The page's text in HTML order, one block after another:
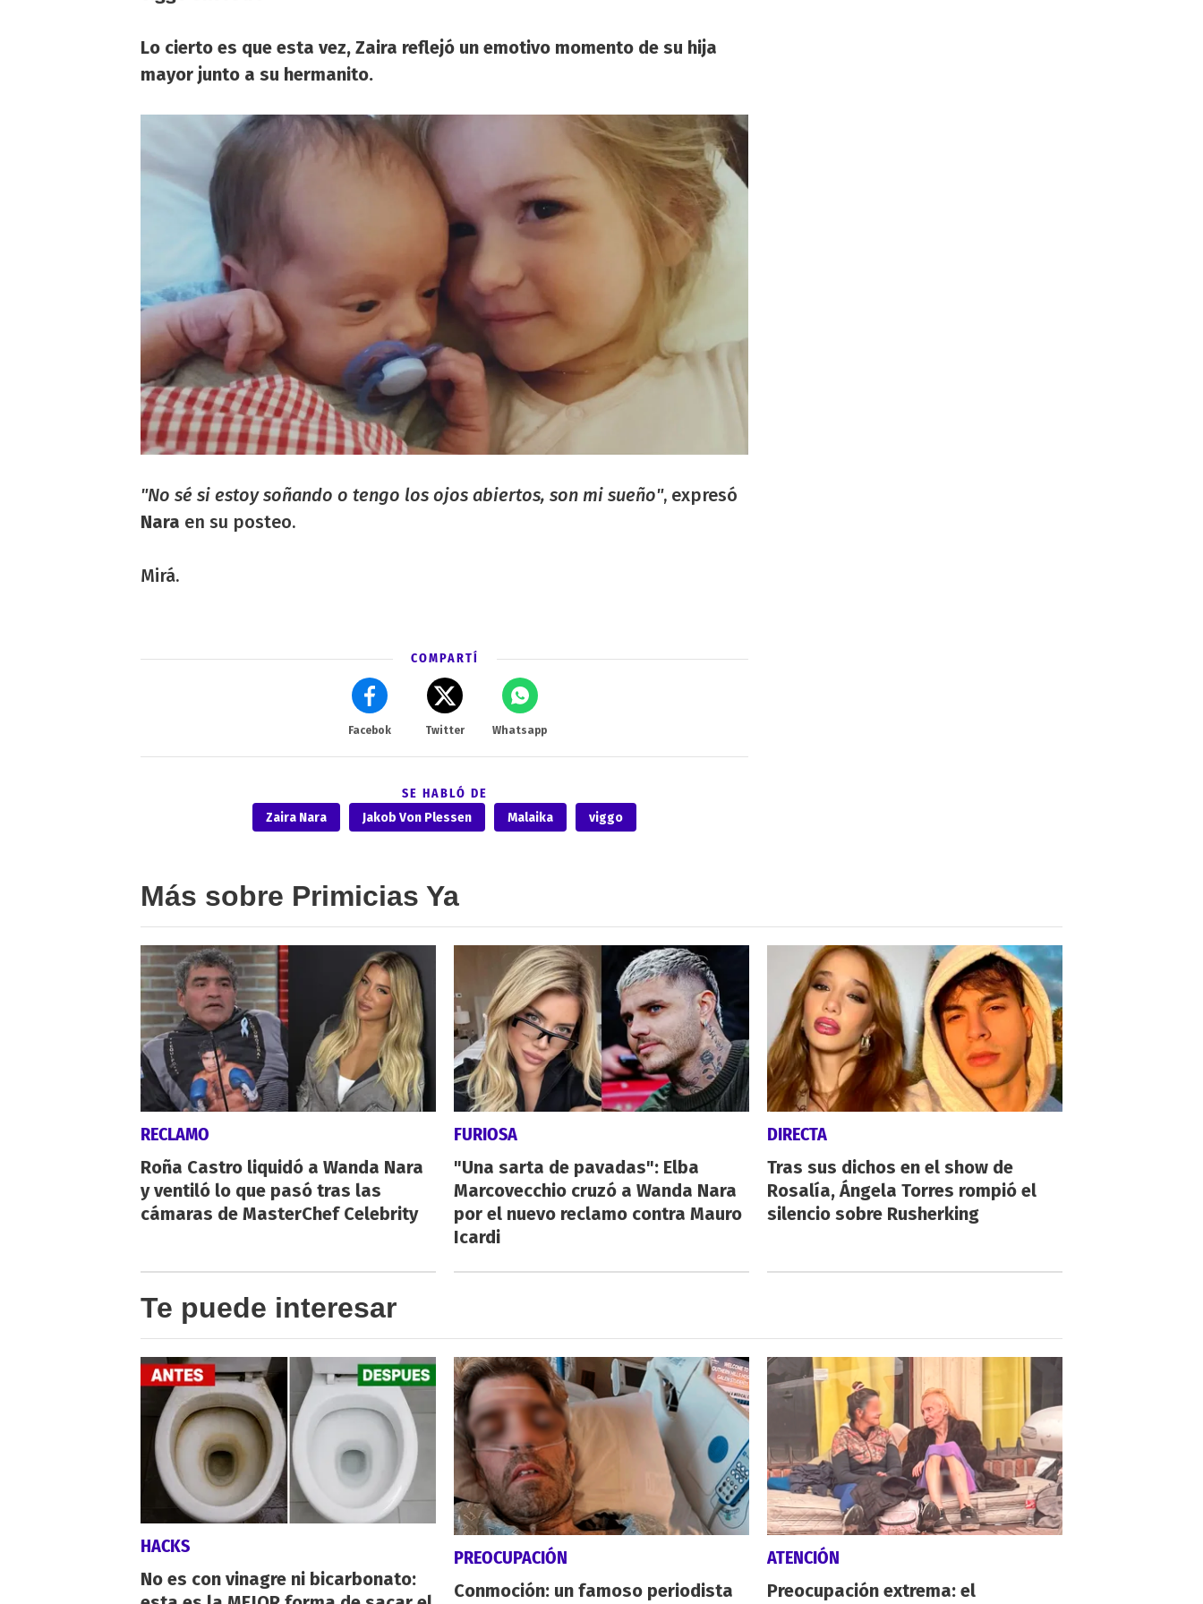
Lo cierto es que esta vez, Zaira reflejó un emotivo momento de su hija
mayor junto a su hermanito.
"No sé si estoy soñando o tengo los ojos abiertos, son mi sueño", expresó
Nara en su posteo.
Mirá.
COMPARTÍ
Facebok Twitter Whatsapp
SE HABLÓ DE
Zaira Nara
Jakob Von Plessen Malaika viggo
Más sobre Primicias Ya
RECLAMO
Roña Castro liquidó a Wanda Nara
y ventiló lo que pasó tras las
cámaras de MasterChef Celebrity
FURIOSA
"Una sarta de pavadas": Elba
Marcovecchio cruzó a Wanda Nara
por el nuevo reclamo contra Mauro
Icardi
DIRECTA
Tras sus dichos en el show de
Rosalía, Ángela Torres rompió el
silencio sobre Rusherking
Te puede interesar
HACKS
No es con vinagre ni bicarbonato:
PREOCUPACIÓN
Conmoción: un famoso periodista
ATENCIÓN
Preocupación extrema: el